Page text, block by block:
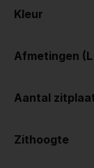
Kleur
Aantal
Zithoogte